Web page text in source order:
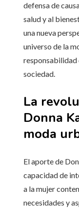
defensa de
salud y al
una nueva
universo de la
responsabilidad
sociedad.
La
Donna
moda
El aporte de
capacidad de
a la mujer
necesidades y